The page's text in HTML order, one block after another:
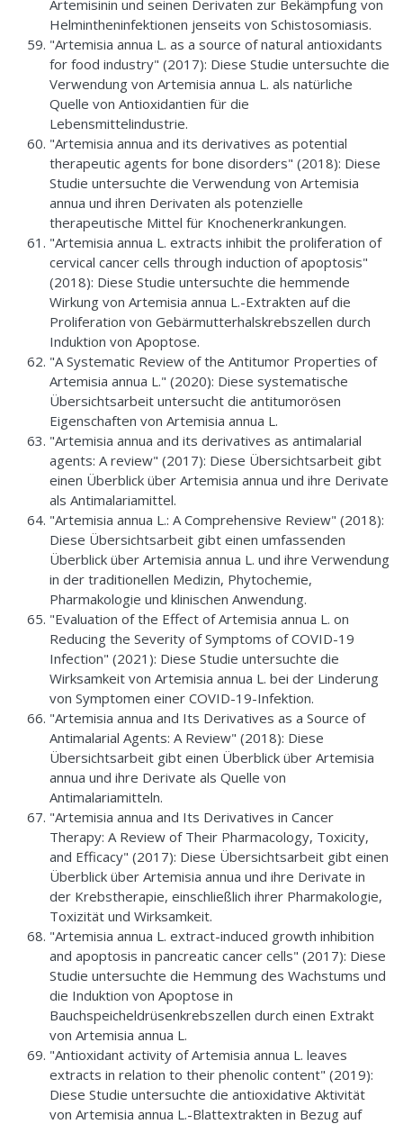
Artemisinin und seinen Derivaten zur Bekämpfung von
Helmintheninfektionen jenseits von Schistosomiasis.
"Artemisia annua L. as a source of natural antioxidants
for food industry" (2017): Diese Studie untersuchte die
Verwendung von Artemisia annua L. als natürliche
Quelle von Antioxidantien für die
Lebensmittelindustrie.
"Artemisia annua and its derivatives as potential
therapeutic agents for bone disorders" (2018): Diese
Studie untersuchte die Verwendung von Artemisia
annua und ihren Derivaten als potenzielle
therapeutische Mittel für Knochenerkrankungen.
"Artemisia annua L. extracts inhibit the proliferation of
cervical cancer cells through induction of apoptosis"
(2018): Diese Studie untersuchte die hemmende
Wirkung von Artemisia annua L.-Extrakten auf die
Proliferation von Gebärmutterhalskrebszellen durch
Induktion von Apoptose.
"A Systematic Review of the Antitumor Properties of
Artemisia annua L." (2020): Diese systematische
Übersichtsarbeit untersucht die antitumorösen
Eigenschaften von Artemisia annua L.
"Artemisia annua and its derivatives as antimalarial
agents: A review" (2017): Diese Übersichtsarbeit gibt
einen Überblick über Artemisia annua und ihre Derivate
als Antimalariamittel.
"Artemisia annua L.: A Comprehensive Review" (2018):
Diese Übersichtsarbeit gibt einen umfassenden
Überblick über Artemisia annua L. und ihre Verwendung
in der traditionellen Medizin, Phytochemie,
Pharmakologie und klinischen Anwendung.
"Evaluation of the Effect of Artemisia annua L. on
Reducing the Severity of Symptoms of COVID-19
Infection" (2021): Diese Studie untersuchte die
Wirksamkeit von Artemisia annua L. bei der Linderung
von Symptomen einer COVID-19-Infektion.
"Artemisia annua and Its Derivatives as a Source of
Antimalarial Agents: A Review" (2018): Diese
Übersichtsarbeit gibt einen Überblick über Artemisia
annua und ihre Derivate als Quelle von
Antimalariamitteln.
"Artemisia annua and Its Derivatives in Cancer
Therapy: A Review of Their Pharmacology, Toxicity,
and Efficacy" (2017): Diese Übersichtsarbeit gibt einen
Überblick über Artemisia annua und ihre Derivate in
der Krebstherapie, einschließlich ihrer Pharmakologie,
Toxizität und Wirksamkeit.
"Artemisia annua L. extract-induced growth inhibition
and apoptosis in pancreatic cancer cells" (2017): Diese
Studie untersuchte die Hemmung des Wachstums und
die Induktion von Apoptose in
Bauchspeicheldrüsenkrebszellen durch einen Extrakt
von Artemisia annua L.
"Antioxidant activity of Artemisia annua L. leaves
extracts in relation to their phenolic content" (2019):
Diese Studie untersuchte die antioxidative Aktivität
von Artemisia annua L.-Blattextrakten in Bezug auf